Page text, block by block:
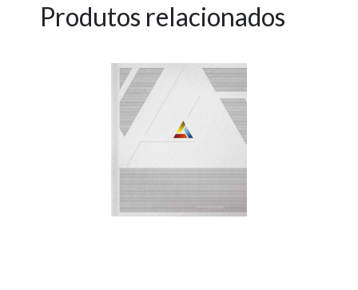
Produtos relacionados